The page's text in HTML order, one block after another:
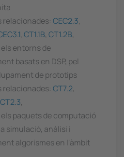
relacionades: CEC2.3,
, CT1.1B, CT1.2B,
entorns de
basats en DSP, pel
de prototips
relacionades: CT7.2,
CT2.3,
paquets de computació
simulació, anàlisi i
algorismes en l'àmbit